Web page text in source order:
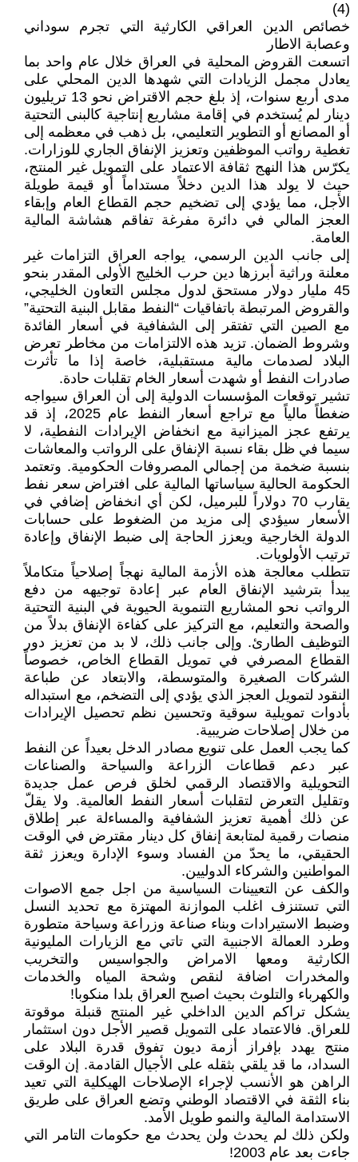
(4)
خصائص الدين العراقي الكارثية التي تجرم سوداني
وعصابة الاطار
اتسعت القروض المحلية في العراق خلال عام واحد بما
يعادل مجمل الزيادات التي شهدها الدين المحلي على
مدى أربع سنوات، إذ بلغ حجم الاقتراض نحو 13 تريليون
دينار لم يُستخدم في إقامة مشاريع إنتاجية كالبنى التحتية
أو المصانع أو التطوير التعليمي، بل ذهب في معظمه إلى
تغطية رواتب الموظفين وتعزيز الإنفاق الجاري للوزارات.
يكرّس هذا النهج ثقافة الاعتماد على التمويل غير المنتج،
حيث لا يولد هذا الدين دخلاً مستداماً أو قيمة طويلة
الأجل، مما يؤدي إلى تضخيم حجم القطاع العام وإبقاء
العجز المالي في دائرة مفرغة تفاقم هشاشة المالية
العامة.
إلى جانب الدين الرسمي، يواجه العراق التزامات غير
معلنة وراثية أبرزها دين حرب الخليج الأولى المقدر بنحو
45 مليار دولار مستحق لدول مجلس التعاون الخليجي،
والقروض المرتبطة باتفاقيات “النفط مقابل البنية التحتية”
مع الصين التي تفتقر إلى الشفافية في أسعار الفائدة
وشروط الضمان. تزيد هذه الالتزامات من مخاطر تعرض
البلاد لصدمات مالية مستقبلية، خاصة إذا ما تأثرت
صادرات النفط أو شهدت أسعار الخام تقلبات حادة.
تشير توقعات المؤسسات الدولية إلى أن العراق سيواجه
ضغطاً مالياً مع تراجع أسعار النفط عام 2025، إذ قد
يرتفع عجز الميزانية مع انخفاض الإيرادات النفطية، لا
سيما في ظل بقاء نسبة الإنفاق على الرواتب والمعاشات
بنسبة ضخمة من إجمالي المصروفات الحكومية. وتعتمد
الحكومة الحالية سياساتها المالية على افتراض سعر نفط
يقارب 70 دولاراً للبرميل، لكن أي انخفاض إضافي في
الأسعار سيؤدي إلى مزيد من الضغوط على حسابات
الدولة الخارجية ويعزز الحاجة إلى ضبط الإنفاق وإعادة
ترتيب الأولويات.
تتطلب معالجة هذه الأزمة المالية نهجاً إصلاحياً متكاملاً
يبدأ بترشيد الإنفاق العام عبر إعادة توجيهه من دفع
الرواتب نحو المشاريع التنموية الحيوية في البنية التحتية
والصحة والتعليم، مع التركيز على كفاءة الإنفاق بدلاً من
التوظيف الطارئ. وإلى جانب ذلك، لا بد من تعزيز دور
القطاع المصرفي في تمويل القطاع الخاص، خصوصاً
الشركات الصغيرة والمتوسطة، والابتعاد عن طباعة
النقود لتمويل العجز الذي يؤدي إلى التضخم، مع استبداله
بأدوات تمويلية سوقية وتحسين نظم تحصيل الإيرادات
من خلال إصلاحات ضريبية.
كما يجب العمل على تنويع مصادر الدخل بعيداً عن النفط
عبر دعم قطاعات الزراعة والسياحة والصناعات
التحويلية والاقتصاد الرقمي لخلق فرص عمل جديدة
وتقليل التعرض لتقلبات أسعار النفط العالمية. ولا يقلّ
عن ذلك أهمية تعزيز الشفافية والمساءلة عبر إطلاق
منصات رقمية لمتابعة إنفاق كل دينار مقترض في الوقت
الحقيقي، ما يحدّ من الفساد وسوء الإدارة ويعزز ثقة
المواطنين والشركاء الدوليين.
والكف عن التعيينات السياسية من اجل جمع الاصوات
التي تستنزف اغلب الموازنة المهتزة مع تحديد النسل
وضبط الاستيرادات وبناء صناعة وزراعة وسياحة متطورة
وطرد العمالة الاجنبية التي تاتي مع الزيارات المليونية
الكارثية ومعها الامراض والجواسيس والتخريب
والمخدرات اضافة لنقص وشحة المياه والخدمات
والكهرباء والتلوث بحيث اصبح العراق بلدا منكوبا!
يشكل تراكم الدين الداخلي غير المنتج قنبلة موقوتة
للعراق. فالاعتماد على التمويل قصير الأجل دون استثمار
منتج يهدد بإفراز أزمة ديون تفوق قدرة البلاد على
السداد، ما قد يلقي بثقله على الأجيال القادمة. إن الوقت
الراهن هو الأنسب لإجراء الإصلاحات الهيكلية التي تعيد
بناء الثقة في الاقتصاد الوطني وتضع العراق على طريق
الاستدامة المالية والنمو طويل الأمد.
ولكن ذلك لم يحدث ولن يحدث مع حكومات التامر التي
جاءت بعد عام 2003!